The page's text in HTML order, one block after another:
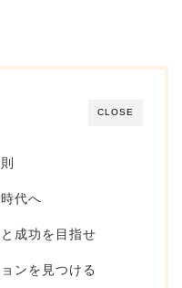
CLOSE
代へ
成功を目指せ
ンを見つける